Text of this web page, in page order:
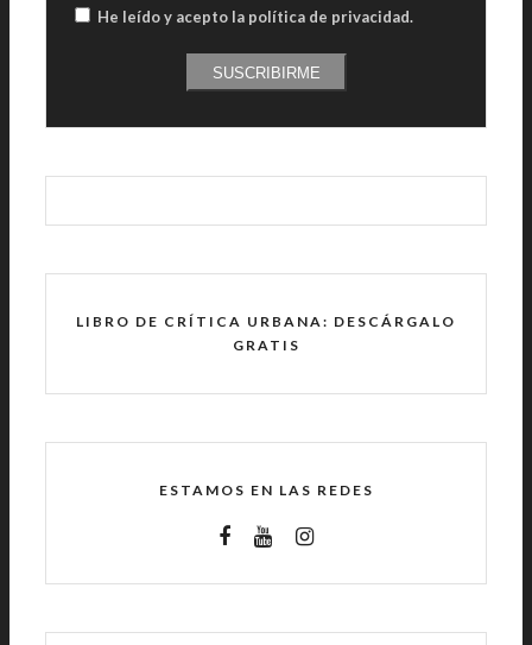
He leído y acepto la política de privacidad.
SUSCRIBIRME
LIBRO DE CRÍTICA URBANA: DESCÁRGALO
GRATIS
ESTAMOS EN LAS REDES